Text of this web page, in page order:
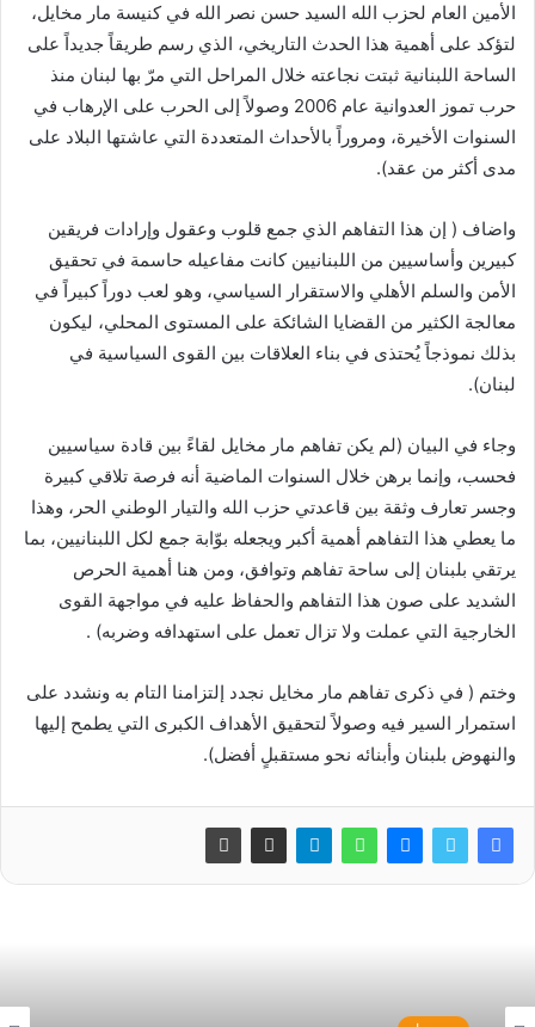
الأمين العام لحزب الله السيد حسن نصر الله في كنيسة مار مخايل،
لتؤكد على أهمية هذا الحدث التاريخي، الذي رسم طريقاً جديداً على
الساحة اللبنانية ثبتت نجاعته خلال المراحل التي مرّ بها لبنان منذ
حرب تموز العدوانية عام 2006 وصولاً إلى الحرب على الإرهاب في
السنوات الأخيرة، ومروراً بالأحداث المتعددة التي عاشتها البلاد على
مدى أكثر من عقد).
واضاف ( إن هذا التفاهم الذي جمع قلوب وعقول وإرادات فريقين
كبيرين وأساسيين من اللبنانيين كانت مفاعيله حاسمة في تحقيق
الأمن والسلم الأهلي والاستقرار السياسي، وهو لعب دوراً كبيراً في
معالجة الكثير من القضايا الشائكة على المستوى المحلي، ليكون
بذلك نموذجاً يُحتذى في بناء العلاقات بين القوى السياسية في
لبنان).
وجاء في البيان (لم يكن تفاهم مار مخايل لقاءً بين قادة سياسيين
فحسب، وإنما برهن خلال السنوات الماضية أنه فرصة تلاقي كبيرة
وجسر تعارف وثقة بين قاعدتي حزب الله والتيار الوطني الحر، وهذا
ما يعطي هذا التفاهم أهمية أكبر ويجعله بوّابة جمع لكل اللبنانيين، بما
يرتقي بلبنان إلى ساحة تفاهم وتوافق، ومن هنا أهمية الحرص
الشديد على صون هذا التفاهم والحفاظ عليه في مواجهة القوى
الخارجية التي عملت ولا تزال تعمل على استهدافه وضربه) .
وختم ( في ذكرى تفاهم مار مخايل نجدد إلتزامنا التام به ونشدد على
استمرار السير فيه وصولاً لتحقيق الأهداف الكبرى التي يطمح إليها
والنهوض بلبنان وأبنائه نحو مستقبلٍ أفضل).